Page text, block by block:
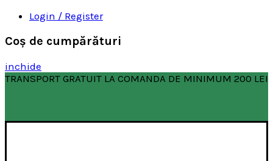
Login / Register
Coş de cumpărături
inchide
TRANSPORT GRATUIT LA COMANDA DE MINIMUM 200 LEI